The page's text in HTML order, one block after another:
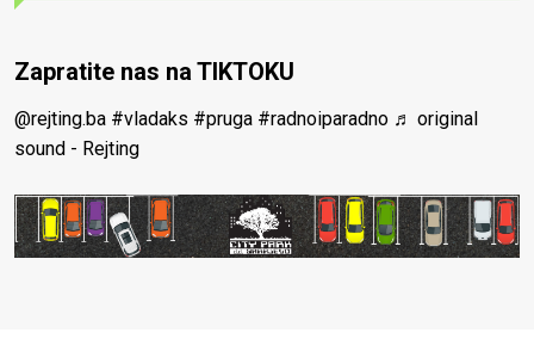
Zapratite nas na TIKTOKU
@rejting.ba #vladaks #pruga #radnoiparadno ♬ original
sound - Rejting